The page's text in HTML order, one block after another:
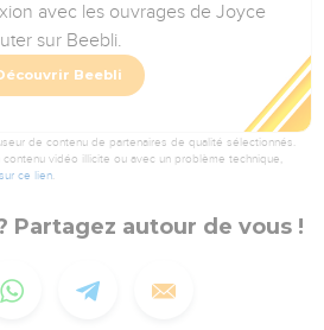
avec les ouvrages de Joyce
sur Beebli.
Beebli
de contenu de partenaires de qualité sélectionnés.
vidéo illicite ou avec un problème technique,
ce lien.
Partagez autour de vous !